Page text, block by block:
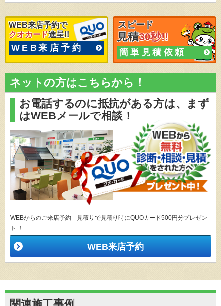
WEB来店予約で
クオカード進呈!!
WEB来店予約
スピード
見積30秒!!
簡単見積依頼
ネットの方はこちらから！
お電話するのに抵抗がある方は、
まず
はWEBメールで相談！
WEBからのご来店予約＋見積りで見積り時にQUOカード500円分プレゼン
ト ！
WEB来店予約